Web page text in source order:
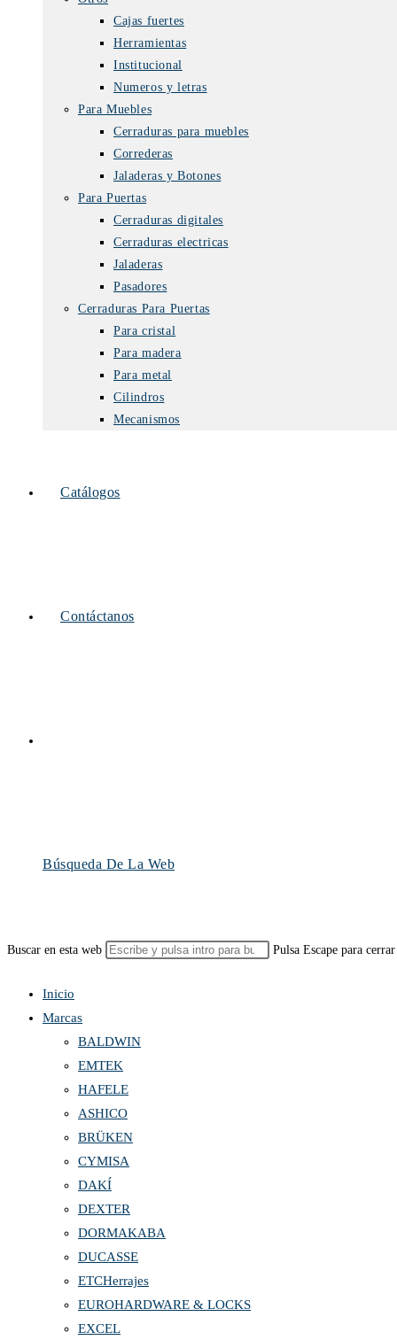
Cajas fuertes
Herramientas
Institucional
Numeros y letras
Para Muebles
Cerraduras para muebles
Correderas
Jaladeras y Botones
Para Puertas
Cerraduras digitales
Cerraduras electricas
Jaladeras
Pasadores
Cerraduras Para Puertas
Para cristal
Para madera
Para metal
Cilindros
Mecanismos
Catálogos
Contáctanos
Búsqueda De La Web
Buscar en esta web Pulsa Escape para
Inicio
Marcas
BALDWIN
EMTEK
HAFELE
ASHICO
BRÜKEN
CYMISA
DAKÍ
DEXTER
DORMAKABA
DUCASSE
ETCHerrajes
EUROHARDWARE & LOCKS
EXCEL